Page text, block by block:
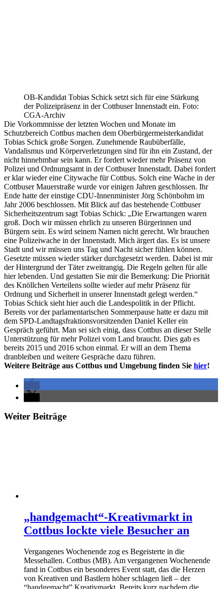
OB-Kandidat Tobias Schick setzt sich für eine Stärkung
der Polizeipräsenz in der Cottbuser Innenstadt ein. Foto:
CGA-Archiv
Die Vorkommnisse der letzten Wochen und Monate im
Schutzbereich Cottbus machen dem Oberbürgermeisterkandidat
Tobias Schick große Sorgen. Zunehmende Raubüberfälle,
Vandalismus und Körperverletzungen sind für ihn ein Zustand, der
nicht hinnehmbar sein kann. Er fordert wieder mehr Präsenz von
Polizei und Ordnungsamt in der Cottbuser Innenstadt. Dabei fordert
er klar wieder eine Citywache für Cottbus. Solch eine Wache in der
Cottbuser Mauerstraße wurde vor einigen Jahren geschlossen. Ihr
Ende hatte der einstige CDU-Innenminister Jörg Schönbohm im
Jahr 2006 beschlossen. Mit Blick auf das bestehende Cottbuser
Sicherheitszentrum sagt Tobias Schick: „Die Erwartungen waren
groß. Doch wir müssen ehrlich zu unseren Bürgerinnen und
Bürgern sein. Es wird seinem Namen nicht gerecht. Wir brauchen
eine Polizeiwache in der Innenstadt. Mich ärgert das. Es ist unsere
Stadt und wir müssen uns Tag und Nacht sicher fühlen können.
Gesetzte müssen wieder stärker durchgesetzt werden. Dabei ist mir
der Hintergrund der Täter zweitrangig. Die Regeln gelten für alle
hier lebenden. Und gestatten Sie mir die Bemerkung: Die Priorität
des Knöllchen Verteilens sollte wieder auf mehr Präsenz für
Ordnung und Sicherheit in unserer Innenstadt gelegt werden.“
Tobias Schick sieht hier auch die Landespolitik in der Pflicht.
Bereits vor der parlamentarischen Sommerpause hatte er dazu mit
dem SPD-Landtagsfraktionsvorsitzenden Daniel Keller ein
Gespräch geführt. Man sei sich einig, dass Cottbus an dieser Stelle
Unterstützung für mehr Polizei vom Land braucht. Dies gab es
bereits 2015 und 2016 schon einmal. Er will an dem Thema
dranbleiben und weitere Gespräche dazu führen.
Weitere Beiträge aus Cottbus und Umgebung finden Sie hier!
Weiter Beiträge
„handgemacht“-Kreativmarkt in
Cottbus lockte viele Besucher an
Vergangenes Wochenende zog es Begeisterte in die
Messehallen. Cottbus (MB). Am vergangenen Wochenende
fand in Cottbus ein besonderes Event statt, das die Herzen
von Kreativen und Bastlern höher schlagen ließ – der
“handgemacht” Kreativmarkt. Bereits kurz nachdem die